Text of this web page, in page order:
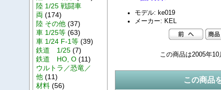
陸 1/25 戦闘車
両 (174)
陸 その他(37)
車 1/25等(63)
車 1/24 F-1等(39)
鉄道 1/25(7)
鉄道 HO, O(11)
ウルトラ／恐竜／
他(11)
材料(56)
モデル: ke019
メーカー: KEL
この商品は2005年
この商品